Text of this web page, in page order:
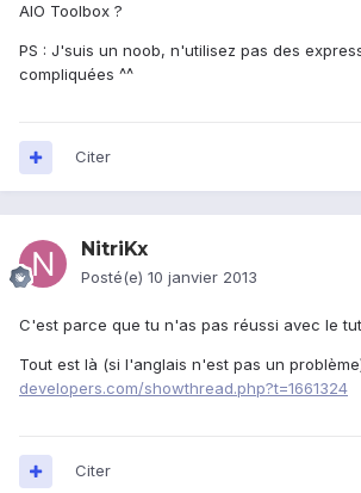
AIO Toolbox ?
PS : J'suis un noob, n'utilisez pas des exp
compliquées ^^
Citer
NitriKx
Posté(e) 10 janvier 2013
C'est parce que tu n'as pas réussi avec le
Tout est là (si l'anglais n'est pas un
developers.com/showthread.php?t=1661324
Citer